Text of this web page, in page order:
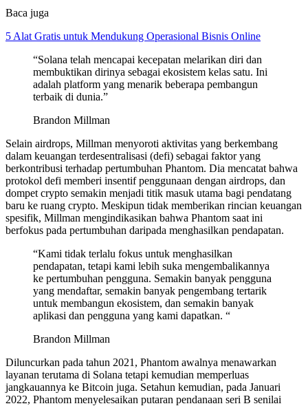
Baca juga
5 Alat Gratis untuk Mendukung Operasional Bisnis Online
“Solana telah mencapai kecepatan melarikan diri dan
membuktikan dirinya sebagai ekosistem kelas satu. Ini
adalah platform yang menarik beberapa pembangun
terbaik di dunia.”
Brandon Millman
Selain airdrops, Millman menyoroti aktivitas yang berkembang
dalam keuangan terdesentralisasi (defi) sebagai faktor yang
berkontribusi terhadap pertumbuhan Phantom. Dia mencatat bahwa
protokol defi memberi insentif penggunaan dengan airdrops, dan
dompet crypto semakin menjadi titik masuk utama bagi pendatang
baru ke ruang crypto. Meskipun tidak memberikan rincian keuangan
spesifik, Millman mengindikasikan bahwa Phantom saat ini
berfokus pada pertumbuhan daripada menghasilkan pendapatan.
“Kami tidak terlalu fokus untuk menghasilkan
pendapatan, tetapi kami lebih suka mengembalikannya
ke pertumbuhan pengguna. Semakin banyak pengguna
yang mendaftar, semakin banyak pengembang tertarik
untuk membangun ekosistem, dan semakin banyak
aplikasi dan pengguna yang kami dapatkan. “
Brandon Millman
Diluncurkan pada tahun 2021, Phantom awalnya menawarkan
layanan terutama di Solana tetapi kemudian memperluas
jangkauannya ke Bitcoin juga. Setahun kemudian, pada Januari
2022, Phantom menyelesaikan putaran pendanaan seri B senilai